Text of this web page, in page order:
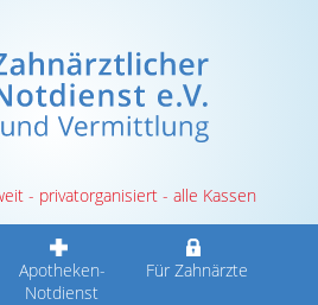
- privatorganisiert - alle Kassen
Apotheken-
Notdienst
Für Zahnärzte